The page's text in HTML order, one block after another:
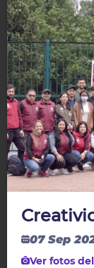
07 Sep
Ver fotos